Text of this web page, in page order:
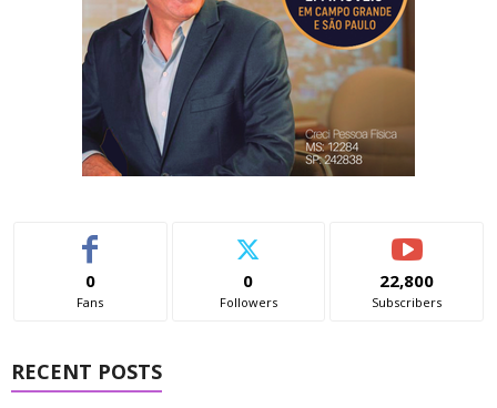
0
Fans
0
Followers
22,800
Subscribers
RECENT POSTS